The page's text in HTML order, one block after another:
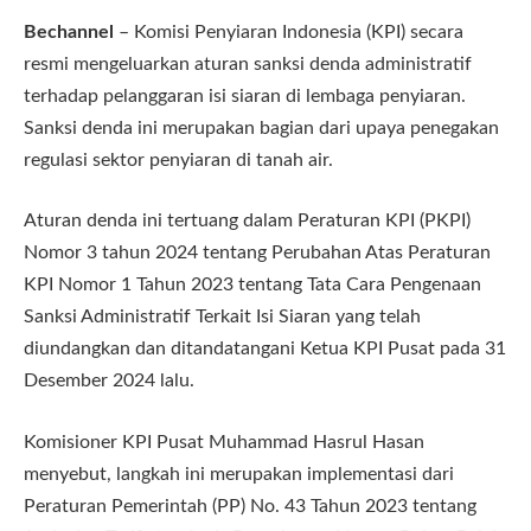
Bechannel
– Komisi Penyiaran Indonesia (KPI) secara
resmi mengeluarkan aturan sanksi denda administratif
terhadap pelanggaran isi siaran di lembaga penyiaran.
Sanksi denda ini merupakan bagian dari upaya penegakan
regulasi sektor penyiaran di tanah air.
Aturan denda ini tertuang dalam Peraturan KPI (PKPI)
Nomor 3 tahun 2024 tentang Perubahan Atas Peraturan
KPI Nomor 1 Tahun 2023 tentang Tata Cara Pengenaan
Sanksi Administratif Terkait Isi Siaran yang telah
diundangkan dan ditandatangani Ketua KPI Pusat pada 31
Desember 2024 lalu.
Komisioner KPI Pusat Muhammad Hasrul Hasan
menyebut, langkah ini merupakan implementasi dari
Peraturan Pemerintah (PP) No. 43 Tahun 2023 tentang